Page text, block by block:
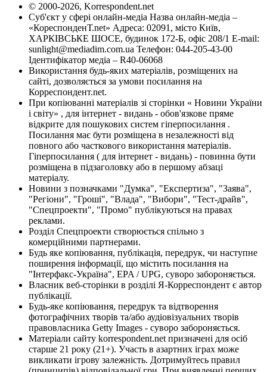
© 2000-2026, Korrespondent.net
Суб'єкт у сфері онлайн-медіа Назва онлайн-медіа –
«КореспонденТ.net» Адреса: 02091, місто Київ,
ХАРКІВСЬКЕ ШОСЕ, будинок 172-Б, офіс 208/1 E-mail:
sunlight@mediadim.com.ua Телефон: 044-205-43-00
Ідентифікатор медіа – R40-06068
Використання будь-яких матеріалів, розміщених на
сайті, дозволяється за умови посилання на
Корреспондент.net.
При копіюванні матеріалів зі сторінки « Новини України
і світу» , для інтернет - видань - обов'язкове пряме
відкрите для пошукових систем гіперпосилання .
Посилання має бути розміщена в незалежності від
повного або часткового використання матеріалів.
Гіперпосилання ( для інтернет - видань) - повинна бути
розміщена в підзаголовку або в першому абзаці
матеріалу.
Новини з позначками "Думка", "Експертиза", "Заява",
"Регіони", "Гроші", "Влада", "Вибори", "Тест-драйв",
"Спецпроекти", "Промо" публікуються на правах
реклами.
Розділ Спецпроекти створюється спільно з
комерційними партнерами.
Будь яке копіювання, публікація, передрук, чи наступне
поширення інформації, що містить посилання на
"Інтерфакс-Україна", EPA / UPG, суворо забороняється.
Власник веб-сторінки в розділі Я-Корреспондент є автор
публікації.
Будь-яке копіювання, передрук та відтворення
фотографічних творів та/або аудіовізуальних творів
правовласника Getty Images - суворо забороняється.
Матеріали сайту korrespondent.net призначені для осіб
старше 21 року (21+). Участь в азартних іграх може
викликати ігрову залежність. Дотримуйтесь правил